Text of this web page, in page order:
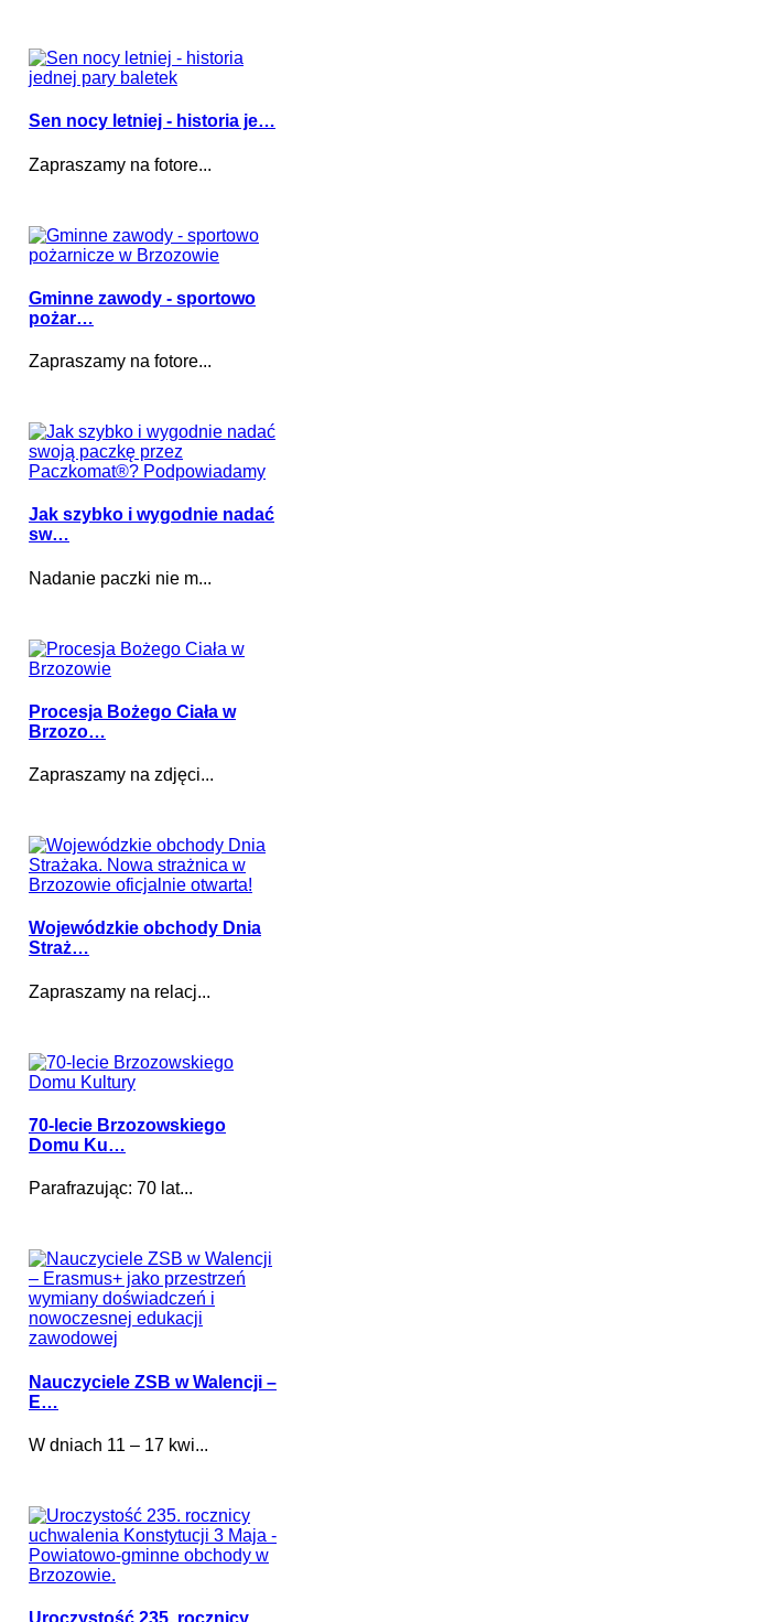
Sen nocy letniej - historia je…
Zapraszamy na fotore...
Gminne zawody - sportowo
pożar…
Zapraszamy na fotore...
Jak szybko i wygodnie nadać
sw…
Nadanie paczki nie m...
Procesja Bożego Ciała w
Brzozo…
Zapraszamy na zdjęci...
Wojewódzkie obchody Dnia
Straż…
Zapraszamy na relacj...
70-lecie Brzozowskiego
Domu Ku…
Parafrazując: 70 lat...
Nauczyciele ZSB w Walencji –
E…
W dniach 11 – 17 kwi...
Uroczystość 235. rocznicy